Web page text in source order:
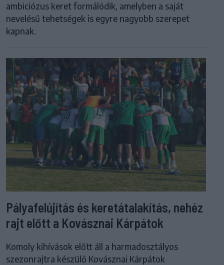
ambiciózus keret formálódik, amelyben a saját
nevelésű tehetségek is egyre nagyobb szerepet
kapnak.
Pályafelújítás és keretátalakítás, nehéz
rajt előtt a Kovásznai Kárpátok
Komoly kihívások előtt áll a harmadosztályos
szezonrajtra készülő Kovásznai Kárpátok